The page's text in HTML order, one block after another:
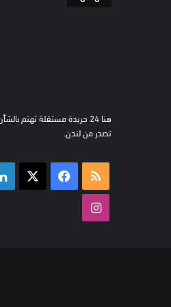
هنا 24 جريدة مستقلة تهتم
تصدر من لندن.
ملخص فيسبوك